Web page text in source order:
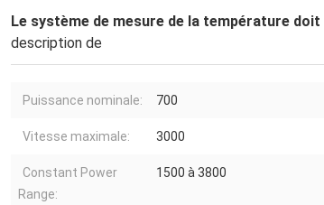
Le système de mesure de la température
description de
Puissance nominale: 700
Vitesse maximale: 3000
Constant Power
Range:
1500 à 3800